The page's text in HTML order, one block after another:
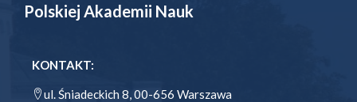
Polskiej Akademii Nauk
KONTAKT:
ul. Śniadeckich 8, 00-656 Warszawa